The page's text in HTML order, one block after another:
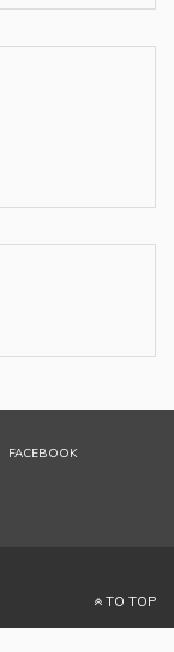
FACEBOOK
TO TOP